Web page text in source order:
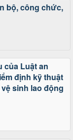
bộ, công chức,
của Luật an
định kỹ thuật
sinh lao động